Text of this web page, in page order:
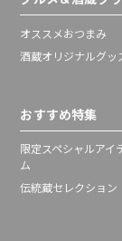
オススメおつまみ
酒蔵オリジナルグッ
おすすめ特集
限定スペシャルアイ
ム
伝統蔵セレクション